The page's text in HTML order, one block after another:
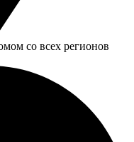
со всех регионов